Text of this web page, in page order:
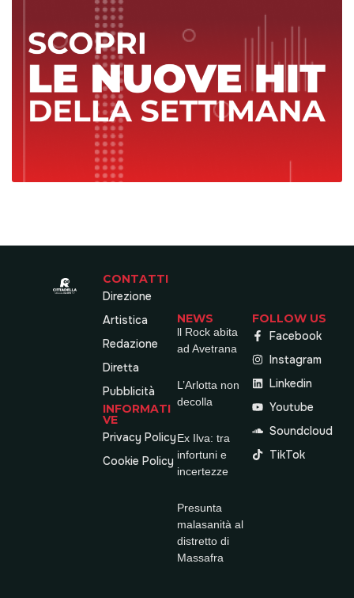
CONTATTI
Direzione
Artistica
Redazione
Diretta
Pubblicità
INFORMATI
VE
Privacy Policy
Cookie Policy
NEWS
ll Rock abita
ad Avetrana
L’Arlotta non
decolla
Ex Ilva: tra
infortuni e
incertezze
Presunta
malasanità al
distretto di
Massafra
FOLLOW US
Facebook
Instagram
Linkedin
Youtube
Soundcloud
TikTok